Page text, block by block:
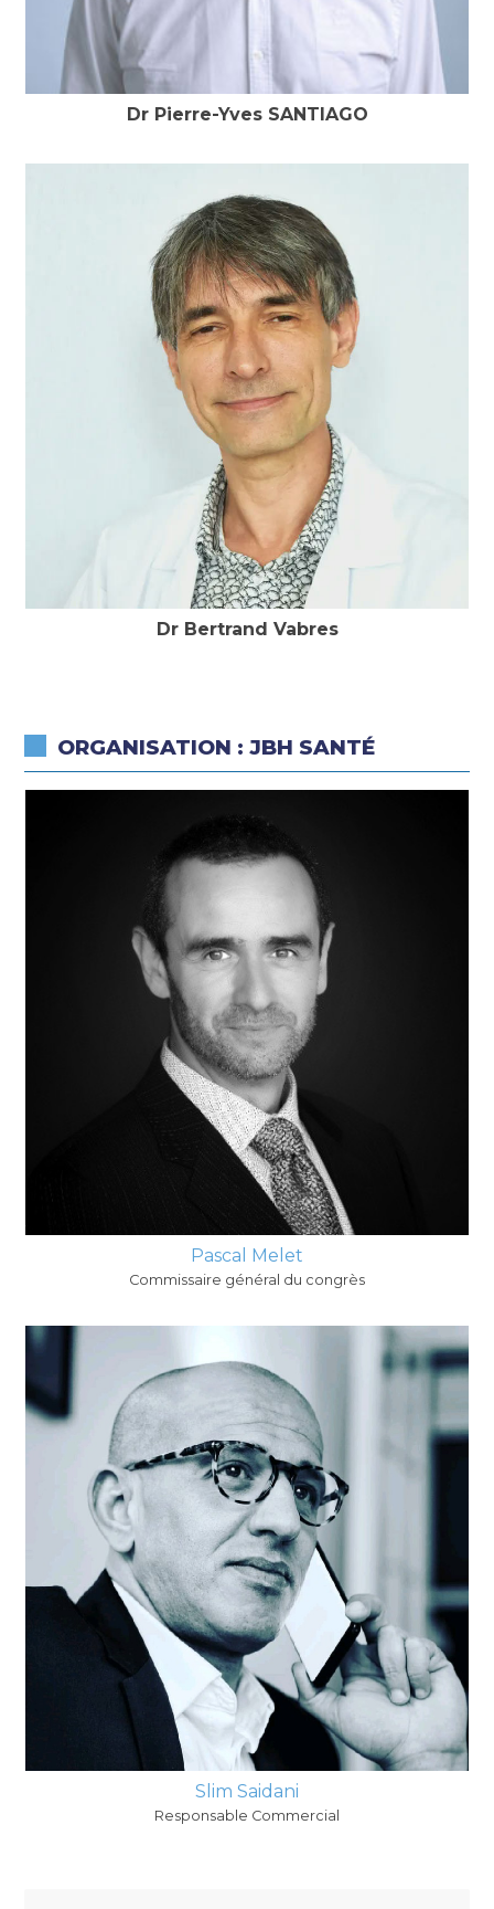
Dr Pierre-Yves SANTIAGO
Dr Bertrand Vabres
ORGANISATION : JBH SANTÉ
Pascal Melet
Commissaire général du congrès
Slim Saidani
Responsable Commercial